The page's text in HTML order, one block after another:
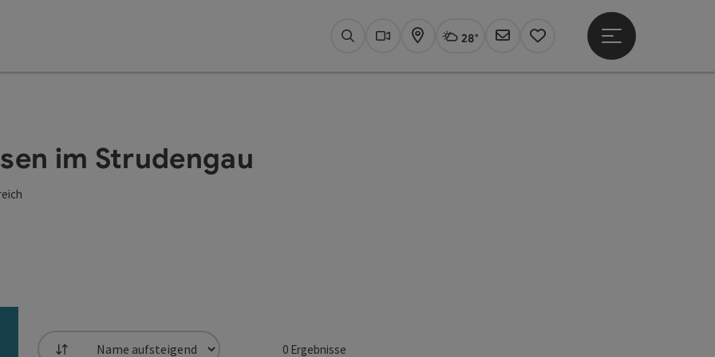
SuchenWebcams
KarteAktuelles Wetter Linz, wolkig
28°
Newsletter
Merkzettel
Hauptmenü öffnen
im Strudengau
0Ergebnisse